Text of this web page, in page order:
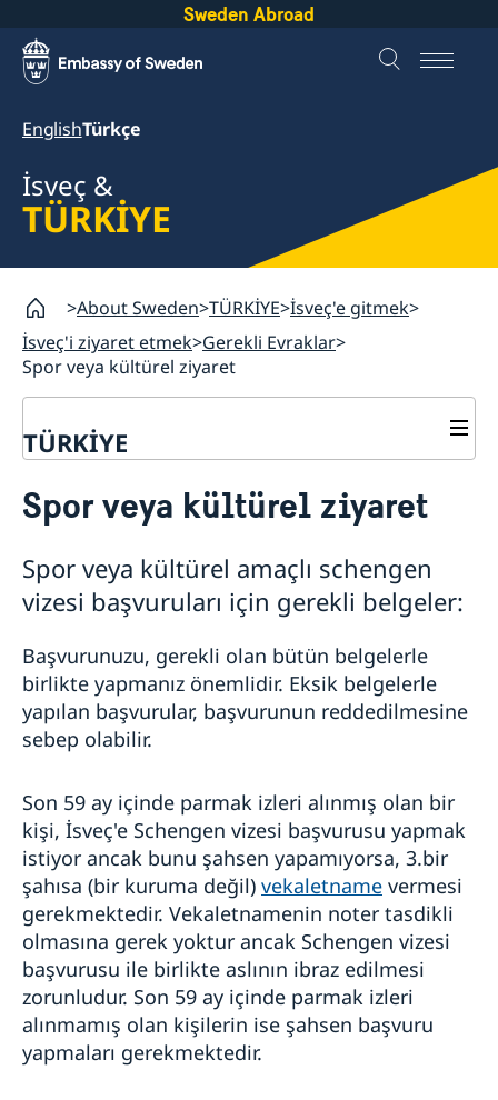
Sweden Abroad
EnglishTürkçe
İsveç &
TÜRKİYE
About Sweden TÜRKİYE İsveç'e gitmek
İsveç'i ziyaret etmek Gerekli Evraklar
Spor veya kültürel ziyaret
TÜRKİYE
İsveç'i ziyaret etmek
Temel Bilgiler
Nereden başvuru yapılır?
Nasıl başvuru yapılır?
Gerekli Evraklar
Akraba / arkadaş ziyareti
Ticari amaçlı ziyaret / iş ziyareti / konferans
Turistik seyahat
Spor veya kültürel ziyaret
Tıbbi Tedavi
AB/AEA Vatandaşlarının Aile Bireyleri
Seyahat ve sağlık sigortası
90 günden uzun süre ziyaret
Başvuru ücretleri
Vize aldığınızda
İtirazlar
Cascade Kuralı
Kişisel verilerin işlenmesi
Giriş/Çıkış Sistemi (EES)
Sıkça Sorulan Sorular
Spor veya kültürel ziyaret
Spor veya kültürel amaçlı schengen
vizesi başvuruları için gerekli belgeler:
Başvurunuzu, gerekli olan bütün belgelerle
birlikte yapmanız önemlidir. Eksik belgelerle
yapılan başvurular, başvurunun reddedilmesine
sebep olabilir.
Son 59 ay içinde parmak izleri alınmış olan bir
kişi, İsveç'e Schengen vizesi başvurusu yapmak
istiyor ancak bunu şahsen yapamıyorsa, 3.bir
şahısa (bir kuruma değil) vekaletname vermesi
gerekmektedir. Vekaletnamenin noter tasdikli
olmasına gerek yoktur ancak Schengen vizesi
başvurusu ile birlikte aslının ibraz edilmesi
zorunludur. Son 59 ay içinde parmak izleri
alınmamış olan kişilerin ise şahsen başvuru
yapmaları gerekmektedir.